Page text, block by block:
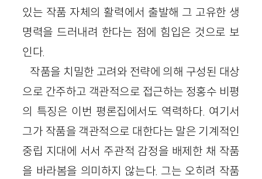
있는 작품 자체의 활력에서 출발해 그 고유한 생
명력을 드러내려 한다는 점에 힘입은 것으로 보
인다.
작품을 치밀한 고려와 전략에 의해 구성된 대상
으로 간주하고 객관적으로 접근하는 정홍수 비평
의 특징은 이번 평론집에서도 역력하다. 여기서
그가 작품을 객관적으로 대한다는 말은 기계적인
중립 지대에 서서 주관적 감정을 배제한 채 작품
을 바라봄을 의미하지 않는다. 그는 오히려 작품